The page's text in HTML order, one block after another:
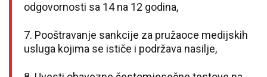
odgovornosti sa 14 na 12 godina,
7. Pooštravanje sankcije za pružaoce medijskih
usluga kojima se ističe i podržava nasilje,